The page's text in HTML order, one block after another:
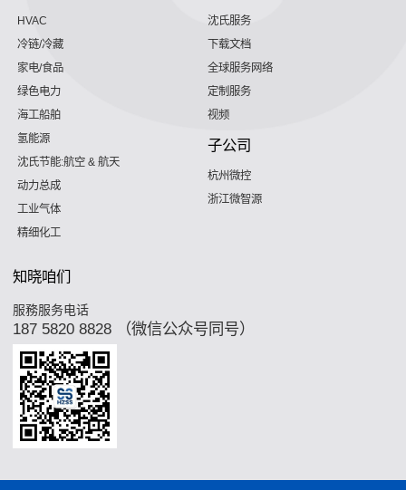
HVAC
冷链/冷藏
家电/食品
绿色电力
海工船舶
氢能源
沈氏节能:航空 & 航天
动力总成
工业气体
精细化工
沈氏服务
下载文档
全球服务网络
定制服务
视频
子公司
杭州微控
浙江微智源
知晓咱们
服務服务电话
187 5820 8828 （微信公众号同号）